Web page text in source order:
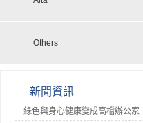
Others
新聞資訊
綠色與身心健康變成高檔辦公家